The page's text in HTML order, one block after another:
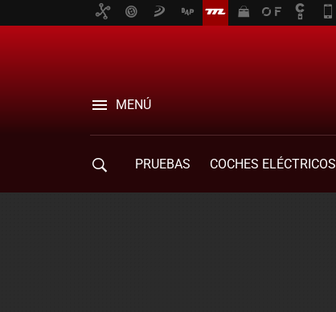
MENÚ
PRUEBAS COCHES ELÉCTRICOS